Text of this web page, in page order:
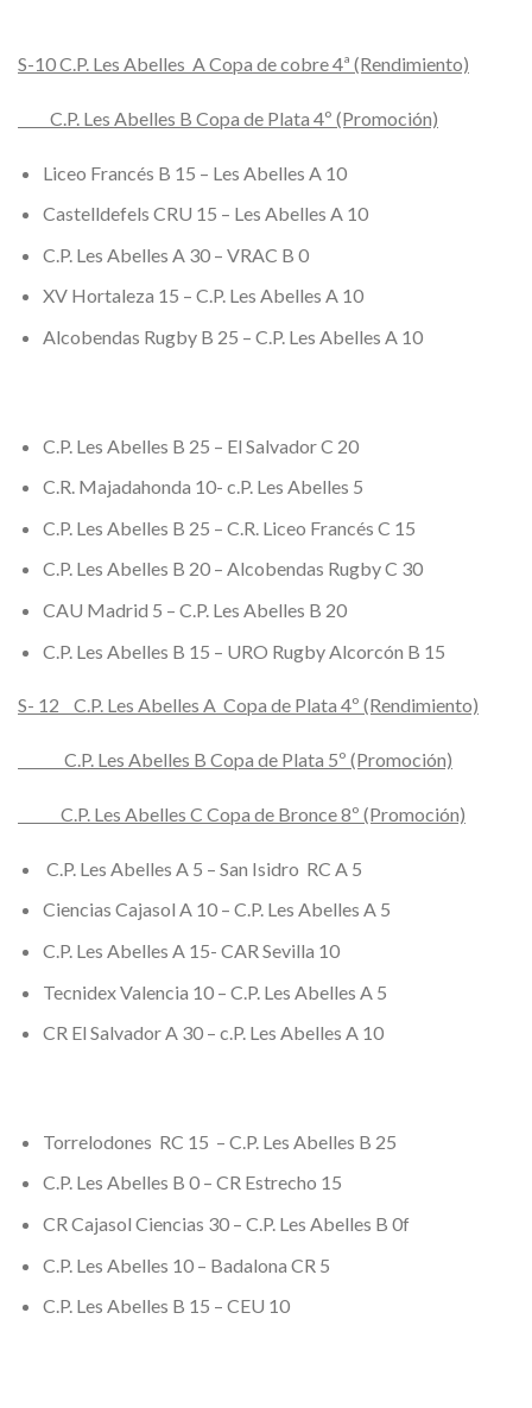
S-10 C.P. Les Abelles A Copa de cobre 4ª (Rendimiento)
C.P. Les Abelles B Copa de Plata 4º (Promoción)
Liceo Francés B 15 – Les Abelles A 10
Castelldefels CRU 15 – Les Abelles A 10
C.P. Les Abelles A 30 – VRAC B 0
XV Hortaleza 15 – C.P. Les Abelles A 10
Alcobendas Rugby B 25 – C.P. Les Abelles A 10
C.P. Les Abelles B 25 – El Salvador C 20
C.R. Majadahonda 10- c.P. Les Abelles 5
C.P. Les Abelles B 25 – C.R. Liceo Francés C 15
C.P. Les Abelles B 20 – Alcobendas Rugby C 30
CAU Madrid 5 – C.P. Les Abelles B 20
C.P. Les Abelles B 15 – URO Rugby Alcorcón B 15
S- 12 C.P. Les Abelles A Copa de Plata 4º (Rendimiento)
C.P. Les Abelles B Copa de Plata 5º (Promoción)
C.P. Les Abelles C Copa de Bronce 8º (Promoción)
C.P. Les Abelles A 5 – San Isidro RC A 5
Ciencias Cajasol A 10 – C.P. Les Abelles A 5
C.P. Les Abelles A 15- CAR Sevilla 10
Tecnidex Valencia 10 – C.P. Les Abelles A 5
CR El Salvador A 30 – c.P. Les Abelles A 10
Torrelodones RC 15 – C.P. Les Abelles B 25
C.P. Les Abelles B 0 – CR Estrecho 15
CR Cajasol Ciencias 30 – C.P. Les Abelles B 0f
C.P. Les Abelles 10 – Badalona CR 5
C.P. Les Abelles B 15 – CEU 10